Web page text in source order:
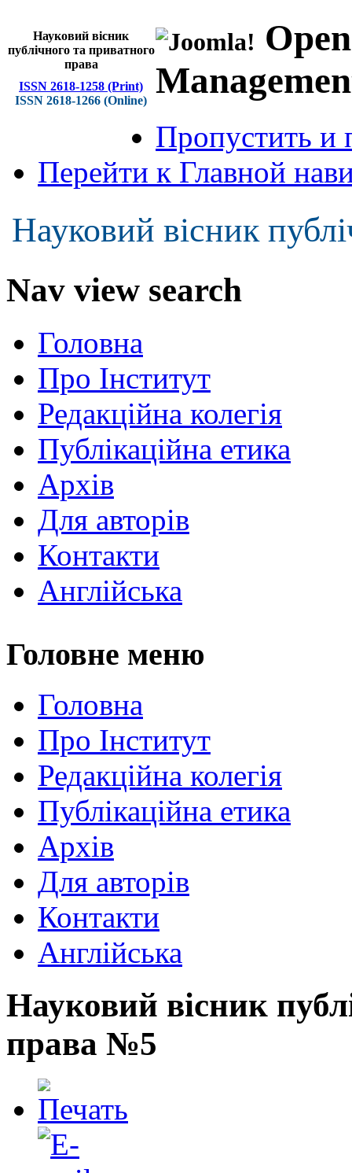
Науковий вісник
публічного та приватного
права
ISSN 2618-1258 (Print)
ISSN 2618-1266 (Online)
Пропустить и
Перейти к Главной
Науковий вісник
Nav view search
Головна
Про Інститут
Редакційна колегія
Публікаційна етика
Архів
Для авторів
Контакти
Англійська
Головне меню
Головна
Про Інститут
Редакційна колегія
Публікаційна етика
Архів
Для авторів
Контакти
Англійська
Науковий вісник
права №5